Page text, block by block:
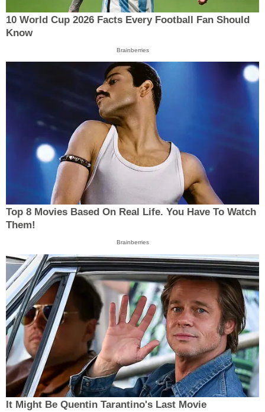
10 World Cup 2026 Facts Every Football Fan Should
Know
Brainberries
Top 8 Movies Based On Real Life. You Have To Watch
Them!
Brainberries
It Might Be Quentin Tarantino's Last Movie